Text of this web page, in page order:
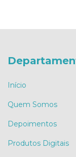
Início
Quem Somos
Depoimentos
Produtos Digitais